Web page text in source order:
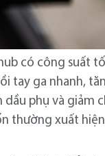
có công suất
tay ga nhanh,
phụ và giảm
thường xuất